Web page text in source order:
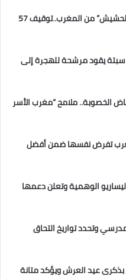
إسبانيا تفكك شبكة دولية لتهريب “الحشيش” من المغرب..توقيف 57
سبتة يقود مرشحة للهجرة إلى
الخصوبة.. ملامح “مغرب الأسر
تفرض نفسها ضمن أفضل
الوهمية وتعلن دعمها
وتحدد تواريخ التحاق
عيد العرش ويؤكد متانة